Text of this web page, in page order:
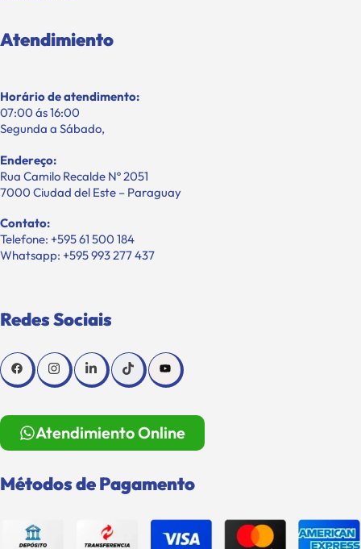
Atendimiento
Horário de atendimento:
07:00 ás 16:00
Segunda a Sábado,
Endereço:
Rua Camilo Recalde Nº 2051
7000 Ciudad del Este – Paraguay
Contato:
Telefone: +595 61 500 184
Whatsapp: +595 993 277 437
Redes Sociais
Atendimiento Online
Métodos de Pagamento